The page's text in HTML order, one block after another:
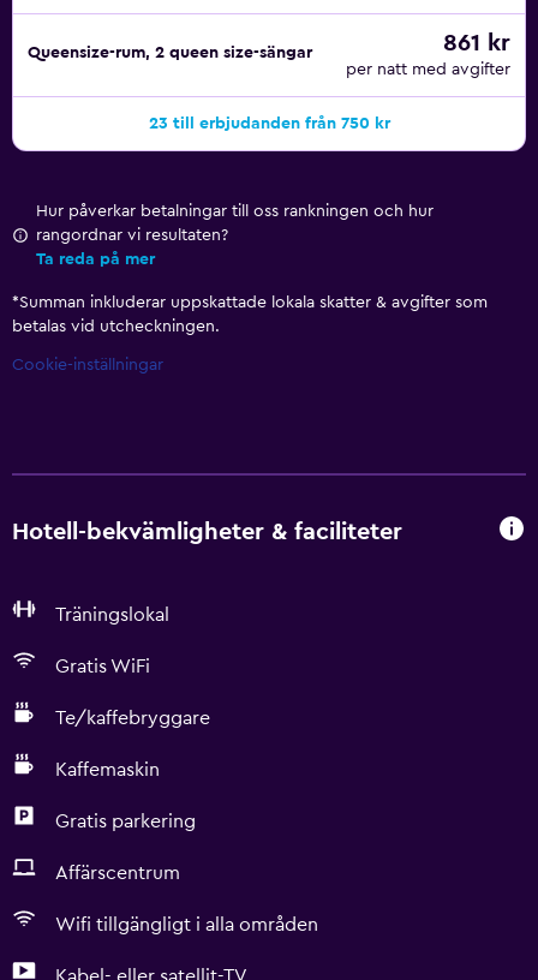
Queensize-rum, 2 queen size-sängar 861 kr
per natt med avgifter
23 till erbjudanden från 750 kr
Hur påverkar betalningar till oss rankningen och hur
rangordnar vi resultaten?
Ta reda på mer
*Summan inkluderar uppskattade lokala skatter & avgifter som
betalas vid utcheckningen.
Cookie-inställningar
Hotell-bekvämligheter & faciliteter
Träningslokal
Gratis WiFi
Te/kaffebryggare
Kaffemaskin
Gratis parkering
Affärscentrum
Wifi tillgängligt i alla områden